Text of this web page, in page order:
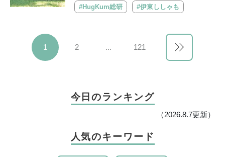
#HugKum総研 #伊東ししゃも
1 2 ... 121
今日のランキング
（2026.8.7更新）
人気のキーワード